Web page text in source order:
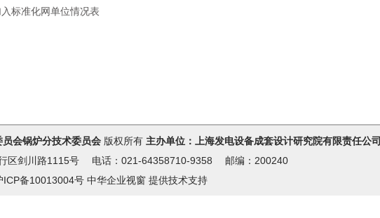
标准化网单位情况表
会锅炉分技术委员会版权所有 主办单位：上海发电设备成套设计研究院有限责任公司
行区剑川路1115号 电话：021-64358710-9358 邮编：200240
ICP备10013004号 中华企业视窗提供技术支持